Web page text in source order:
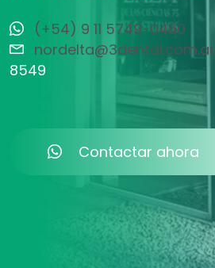
(+54) 9 11 5749-0460
nordelta@3dental.com.ar
8549
Contactar ahora